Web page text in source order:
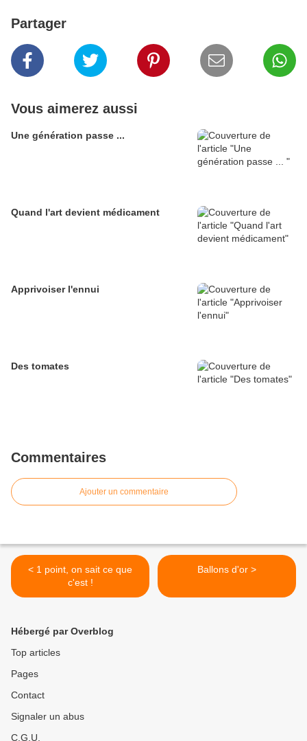
Partager
Vous aimerez aussi
Une génération passe ...
Quand l'art devient médicament
Apprivoiser l'ennui
Des tomates
Commentaires
Ajouter un commentaire
< 1 point, on sait ce que
c'est !
Ballons d'or >
Hébergé par Overblog
Top articles
Pages
Contact
Signaler un abus
C.G.U.